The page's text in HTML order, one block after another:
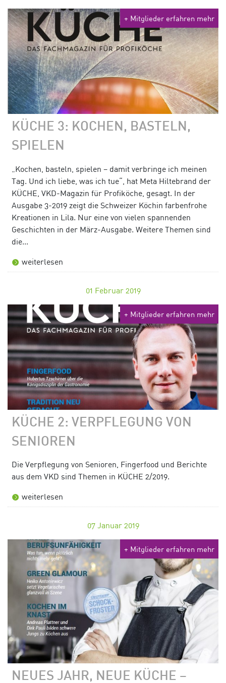
+ Mitglieder erfahren mehr
KÜCHE 3: KOCHEN, BASTELN,
SPIELEN
„Kochen, basteln, spielen – damit verbringe ich meinen
Tag. Und ich liebe, was ich tue“, hat Meta Hiltebrand der
KÜCHE, VKD-Magazin für Profiköche, gesagt. In der
Ausgabe 3-2019 zeigt die Schweizer Köchin farbenfrohe
Kreationen in Lila. Nur eine von vielen spannenden
Geschichten in der März-Ausgabe. Weitere Themen sind
die...
weiterlesen
01 Februar 2019
+ Mitglieder erfahren mehr
KÜCHE 2: VERPFLEGUNG VON
SENIOREN
Die Verpflegung von Senioren, Fingerfood und Berichte
aus dem VKD sind Themen in KÜCHE 2/2019.
weiterlesen
07 Januar 2019
+ Mitglieder erfahren mehr
NEUES JAHR, NEUE KÜCHE –